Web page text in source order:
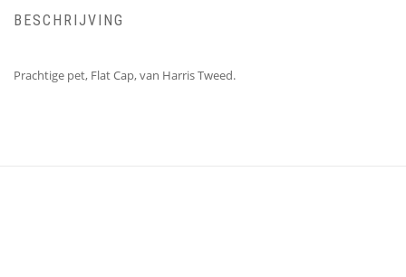
BESCHRIJVING
Prachtige pet, Flat Cap, van Harris Tweed.